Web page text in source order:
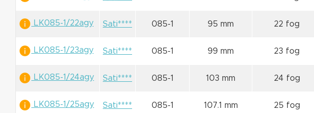
LK085-1/22agy Sati**** 085-1 95 mm 22 fog
LK085-1/23agy Sati**** 085-1 99 mm 23 fog
LK085-1/24agy Sati**** 085-1 103 mm 24 fog
LK085-1/25agy Sati**** 085-1 107.1 mm 25 fog